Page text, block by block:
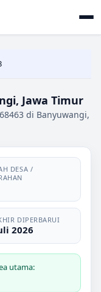
Jawa Timur
di Banyuwangi,
DESA /
DIPERBARUI
2026
utama: